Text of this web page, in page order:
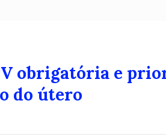
obrigatória e
do útero